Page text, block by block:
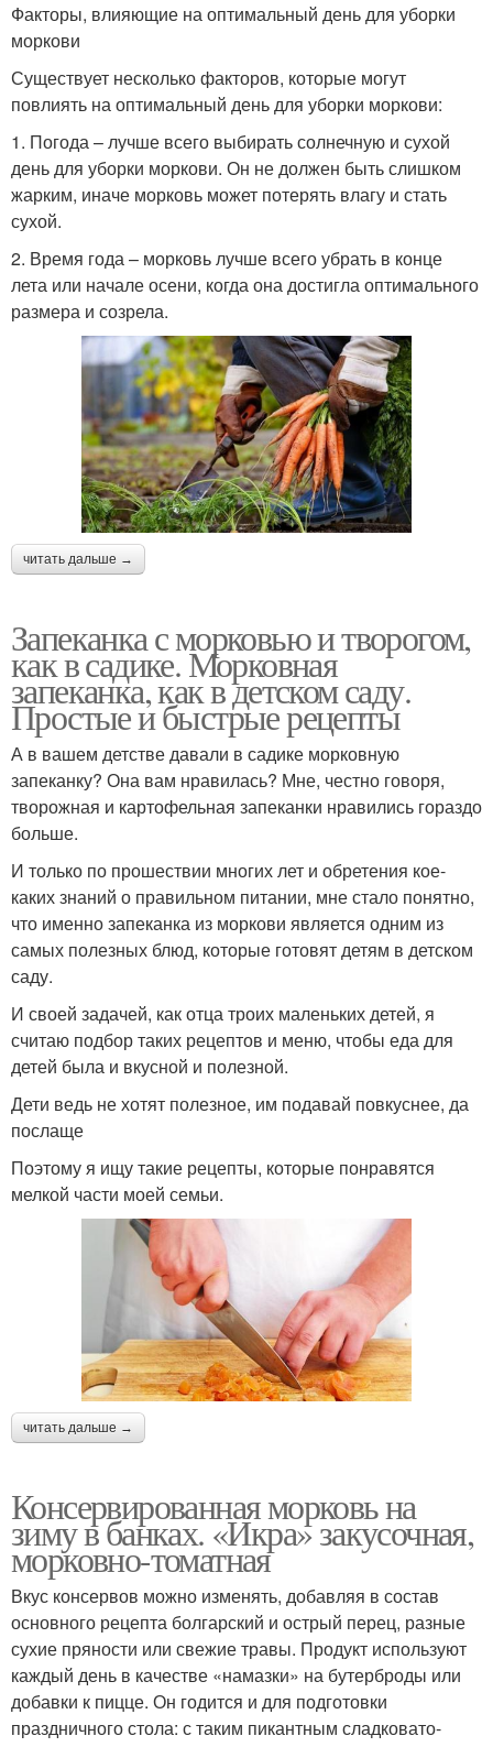
Факторы, влияющие на оптимальный день для уборки
моркови
Существует несколько факторов, которые могут
повлиять на оптимальный день для уборки моркови:
1. Погода – лучше всего выбирать солнечную и сухой
день для уборки моркови. Он не должен быть слишком
жарким, иначе морковь может потерять влагу и стать
сухой.
2. Время года – морковь лучше всего убрать в конце
лета или начале осени, когда она достигла оптимального
размера и созрела.
читать дальше →
Запеканка с морковью и творогом,
как в садике. Морковная
запеканка, как в детском саду.
Простые и быстрые рецепты
А в вашем детстве давали в садике морковную
запеканку? Она вам нравилась? Мне, честно говоря,
творожная и картофельная запеканки нравились гораздо
больше.
И только по прошествии многих лет и обретения кое-
каких знаний о правильном питании, мне стало понятно,
что именно запеканка из моркови является одним из
самых полезных блюд, которые готовят детям в детском
саду.
И своей задачей, как отца троих маленьких детей, я
считаю подбор таких рецептов и меню, чтобы еда для
детей была и вкусной и полезной.
Дети ведь не хотят полезное, им подавай повкуснее, да
послаще
Поэтому я ищу такие рецепты, которые понравятся
мелкой части моей семьи.
читать дальше →
Консервированная морковь на
зиму в банках. «Икра» закусочная,
морковно-томатная
Вкус консервов можно изменять, добавляя в состав
основного рецепта болгарский и острый перец, разные
сухие пряности или свежие травы. Продукт используют
каждый день в качестве «намазки» на бутерброды или
добавки к пицце. Он годится и для подготовки
праздничного стола: с таким пикантным сладковато-